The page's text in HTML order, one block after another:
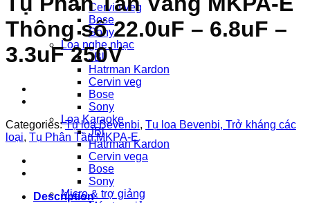
Cervin veg
Bose
Sony
Loa nghe nhạc
JBl
Hatrman Kardon
Cervin veg
Bose
Sony
Loa Karaoke
JBl
Hatrman Kardon
Cervin vega
Bose
Sony
Micro & trợ giảng
Thông số 22.0uF – 6.8uF –
3.3uF 250V
Categories:Tụ loa Bevenbi, Tụ loa Bevenbi, Trở kháng các
loại, Tụ Phân Tần MKPA-E
Description